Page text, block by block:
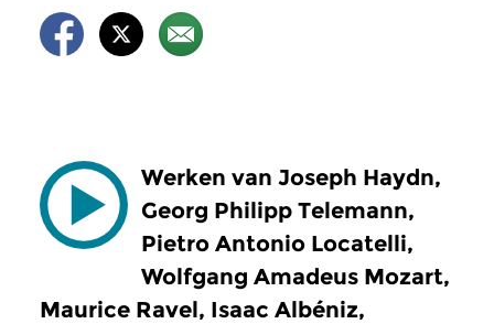
Werken van Joseph Haydn,
Georg Philipp Telemann,
Pietro Antonio Locatelli,
Wolfgang Amadeus Mozart,
Maurice Ravel, Isaac Albéniz,